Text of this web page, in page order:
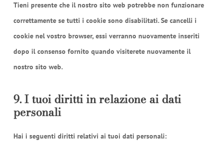
Tieni presente che il nostro sito web potrebbe non funzionare
correttamente se tutti i cookie sono disabilitati. Se cancelli i
cookie nel vostro browser, essi verranno nuovamente inseriti
dopo il consenso fornito quando visiterete nuovamente il
nostro sito web.
9. I tuoi diritti in relazione ai dati
personali
Hai i seguenti diritti relativi ai tuoi dati personali: